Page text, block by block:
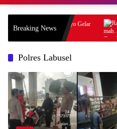
Breaking News
Ulunoyo Gelar
Ramah
Nias
Target
Polres Labusel